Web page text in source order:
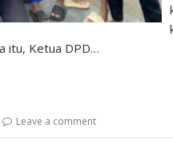
itu, Ketua DPD…
Leave a comment